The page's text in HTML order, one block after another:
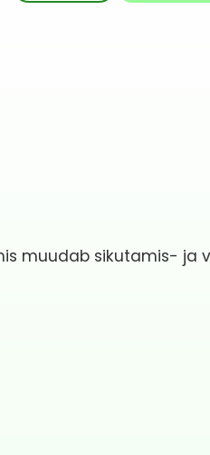
muudab sikutamis- ja